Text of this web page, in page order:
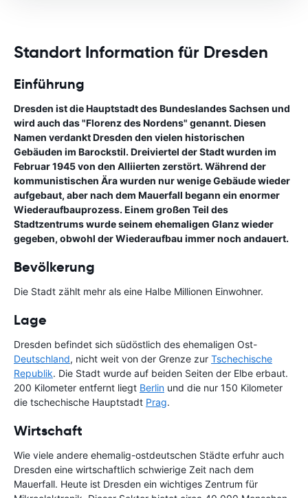
Standort Information für Dresden
Einführung
Dresden ist die Hauptstadt des Bundeslandes Sachsen und
wird auch das "Florenz des Nordens" genannt. Diesen
Namen verdankt Dresden den vielen historischen
Gebäuden im Barockstil. Dreiviertel der Stadt wurden im
Februar 1945 von den Alliierten zerstört. Während der
kommunistischen Ära wurden nur wenige Gebäude wieder
aufgebaut, aber nach dem Mauerfall begann ein enormer
Wiederaufbauprozess. Einem großen Teil des
Stadtzentrums wurde seinem ehemaligen Glanz wieder
gegeben, obwohl der Wiederaufbau immer noch andauert.
Bevölkerung
Die Stadt zählt mehr als eine Halbe Millionen Einwohner.
Lage
Dresden befindet sich südöstlich des ehemaligen Ost-
Deutschland, nicht weit von der Grenze zur Tschechische
Republik. Die Stadt wurde auf beiden Seiten der Elbe erbaut.
200 Kilometer entfernt liegt Berlin und die nur 150 Kilometer
die tschechische Hauptstadt Prag.
Wirtschaft
Wie viele andere ehemalig-ostdeutschen Städte erfuhr auch
Dresden eine wirtschaftlich schwierige Zeit nach dem
Mauerfall. Heute ist Dresden ein wichtiges Zentrum für